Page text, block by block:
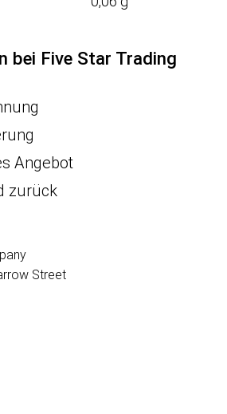
bei Five Star Trading
Angebot
zurück
Street